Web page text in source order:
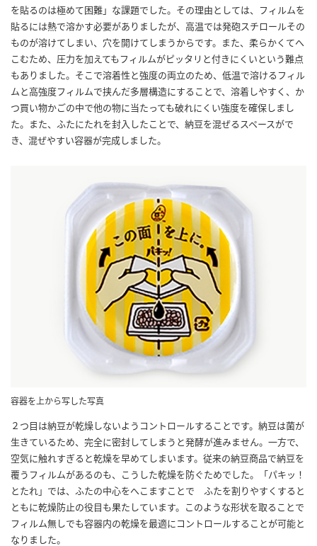
鍋奉行マニュアル
ミツカンのCM
ロングセラー商品 ＋ おすすめレシピ
人気商品 ＋ おすすめレシピ
キッザニア東京「ぽん酢工房」
ミツカン公式通販
ミツカングループについて 製造所固有記号一覧
を貼るのは極めて困難」な課題でした。その理由としては、フィルムを
貼るには熱で溶かす必要がありましたが、高温では発砲スチロールその
ものが溶けてしまい、穴を開けてしまうからです。また、柔らかくてへ
こむため、圧力を加えてもフィルムがピッタリと付きにくいという難点
もありました。そこで溶着性と強度の両立のため、低温で溶けるフィル
ムと高強度フィルムで挟んだ多層構造にすることで、溶着しやすく、か
つ買い物かごの中で他の物に当たっても破れにくい強度を確保しまし
た。また、ふたにたれを封入したことで、納豆を混ぜるスペースがで
き、混ぜやすい容器が完成しました。
容器を上から写した写真
２つ目は納豆が乾燥しないようコントロールすることです。納豆は菌が
生きているため、完全に密封してしまうと発酵が進みません。一方で、
空気に触れすぎると乾燥を早めてしまいます。従来の納豆商品で納豆を
覆うフィルムがあるのも、こうした乾燥を防ぐためでした。「パキッ！
とたれ」では、ふたの中心をへこますことで ふたを割りやすくすると
ともに乾燥防止の役目も果たしています。このような形状を取ることで
フィルム無しでも容器内の乾燥を最適にコントロールすることが可能と
なりました。